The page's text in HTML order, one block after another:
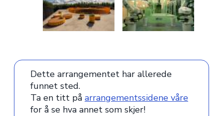
Dette arrangementet har allerede
funnet sted.
Ta en titt på arrangementssidene våre
for å se hva annet som skjer!